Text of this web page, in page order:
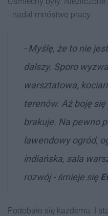
- nadal mnóstwo pracy.
- Myślę, że to nie
dalszy. Sporo
warsztatowa,
terenów. Aż boję
brakuje. Na pewno
lawendowy ogród,
indiańska, sala
rozwój - śmieje się
Podobało się każdemu. I